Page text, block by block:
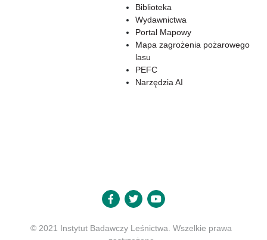
Biblioteka
Wydawnictwa
Portal Mapowy
Mapa zagrożenia pożarowego
lasu
PEFC
Narzędzia AI
© 2021 Instytut Badawczy Leśnictwa. Wszelkie prawa